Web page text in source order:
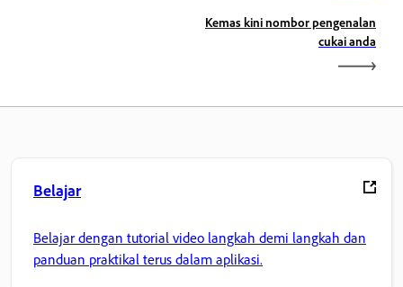
Kemas kini nombor pengenalan
cukai anda
Belajar
Belajar dengan tutorial video langkah demi langkah dan
panduan praktikal terus dalam aplikasi.